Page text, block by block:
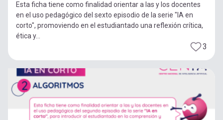
Esta ficha tiene como finalidad orientar a las y los docentes
en el uso pedagógico del sexto episodio de la serie "IA en
corto", promoviendo en el estudiantado una reflexión crítica,
ética y...
3